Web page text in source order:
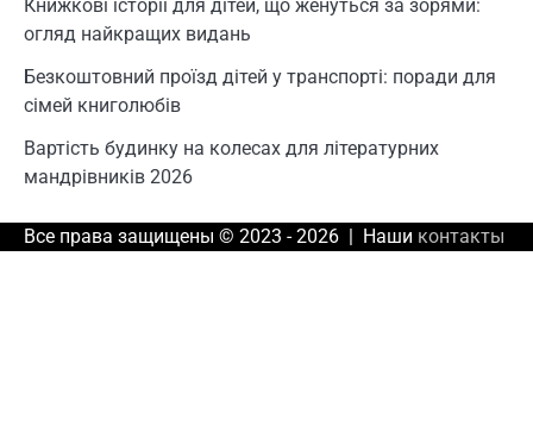
Книжкові історії для дітей, що женуться за зорями:
огляд найкращих видань
Безкоштовний проїзд дітей у транспорті: поради для
сімей книголюбів
Вартість будинку на колесах для літературних
мандрівників 2026
Все права защищены © 2023 - 2026 | Наши контакты